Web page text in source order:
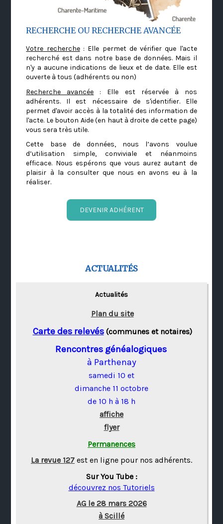
RECHERCHE OU RECHERCHE AVANCÉE
Votre recherche: Elle permet de vérifier que l'acte
recherché est dans notre base de données. Mais il
n'y a aucune indications de lieux et de date. Elle est
ouverte à tous (adhérents ou non)
Recherche avancée : Elle est réservée à nos
adhérents. Il est nécessaire de s'identifier. Elle
permet d'avoir accès à la totalité des information de
l'acte. Le bouton Aide (en haut à droite de cette page)
vous sera très utile.
Cette base de données, nous l’avons voulue
d’utilisation simple, conviviale et néanmoins
efficace. Nous espérons que vous aurez autant de
plaisir à la consulter que nous en avons eu à la
réaliser.
DEVENIR ADHÉRENT
ACTUALITÉS
Actualités
Plan du site
Carte des relevés(communes et notaires)
Rencontres généalogiques
à Parthenay
samedi 10 et
dimanche 11 octobre
de 10 h à 18 h
affiche
flyer
Permanences
La revue 127 est en ligne pour nos adhérents.
Sur You Tube :
découvrez nos Tutoriels
AG le 28 mars 2026
à Scillé